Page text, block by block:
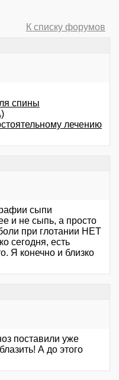
К списку форумов
спины
лечению
сыпи
и не сыпь, а просто
при глотании НЕТ
сегодня, есть
Я конечно и близко
поставили уже
А до этого